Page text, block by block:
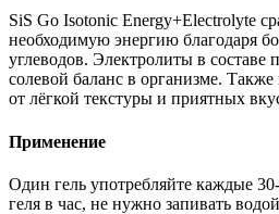
SiS Go Isotonic Energy+Electrolyte
необходимую энергию благодаря
углеводов. Электролиты в
солевой баланс в организме.
от лёгкой текстуры и приятных
Применение
Один гель употребляйте каждые
геля в час, не нужно запивать